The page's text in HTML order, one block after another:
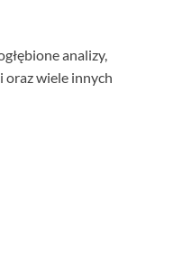
analizy,
oraz wiele innych